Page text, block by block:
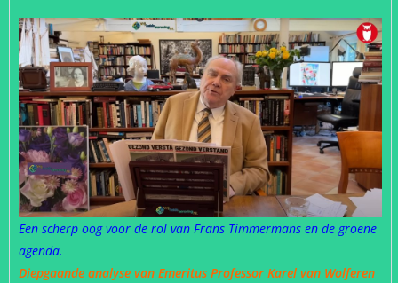
Een scherp oog voor de rol van Frans Timmermans en de groene
agenda.
Diepgaande analyse van Emeritus Professor Karel van Wolferen